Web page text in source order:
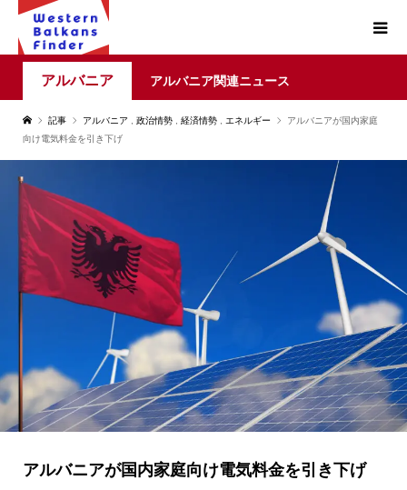
アルバニア アルバニア関連ニュース
記事 アルバニア 政治情勢 経済情勢 エネルギー
アルバニアが国内家庭
向け電気料金を引き下げ
アルバニアが国内家庭向け電気料金を引き下げ